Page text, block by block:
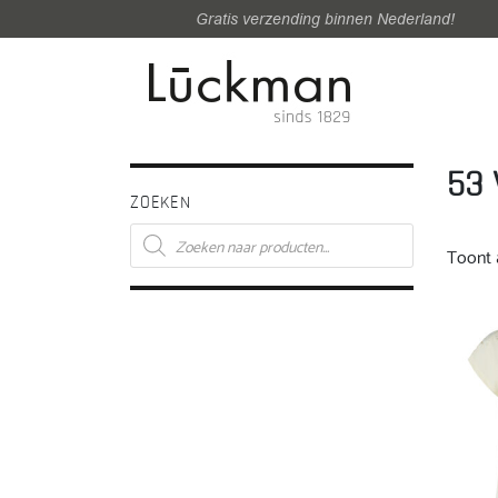
Gratis verzending binnen Nederland!
ZOEKEN
Producten
zoeken
53
Toont